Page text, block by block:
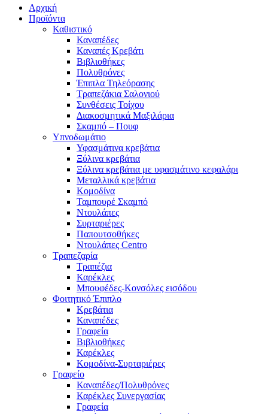
Αρχική
Προϊόντα
Καθιστικό
Καναπέδες
Καναπές Κρεβάτι
Βιβλιοθήκες
Πολυθρόνες
Έπιπλα Τηλεόρασης
Τραπεζάκια Σαλονιού
Συνθέσεις Τοίχου
Διακοσμητικά Μαξιλάρια
Σκαμπό – Πουφ
Υπνοδωμάτιο
Υφασμάτινα κρεβάτια
Ξύλινα κρεβάτια
Ξύλινα κρεβάτια με υφασμάτινο κεφαλάρι
Mεταλλικά κρεβάτια
Κομοδίνα
Ταμπουρέ Σκαμπό
Ντουλάπες
Συρταριέρες
Παπουτσοθήκες
Ντουλάπες Centro
Τραπεζαρία
Τραπέζια
Καρέκλες
Μπουφέδες-Κονσόλες εισόδου
Φοιτητικό Έπιπλο
Κρεβάτια
Καναπέδες
Γραφεία
Βιβλιοθήκες
Καρέκλες
Κομοδίνα-Συρταριέρες
Γραφείο
Καναπέδες/Πολυθρὀνες
Καρέκλες Συνεργασίας
Γραφεία